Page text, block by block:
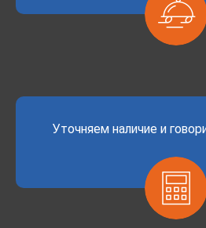
Уточняем наличие и